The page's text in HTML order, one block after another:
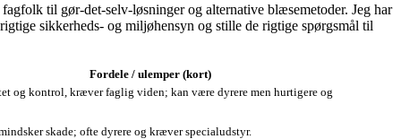
til gør‑det‑selv‑løsninger og alternative blæsemetoder. Jeg har
sikkerheds‑ og miljøhensyn og stille de rigtige spørgsmål til
Fordele / ulemper (kort)
og kontrol, kræver faglig viden; kan være dyrere men hurtigere og
skade; ofte dyrere og kræver specialudstyr.